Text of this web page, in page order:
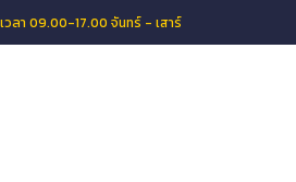
ลา 09.00-17.00 จันทร์ - เสาร์